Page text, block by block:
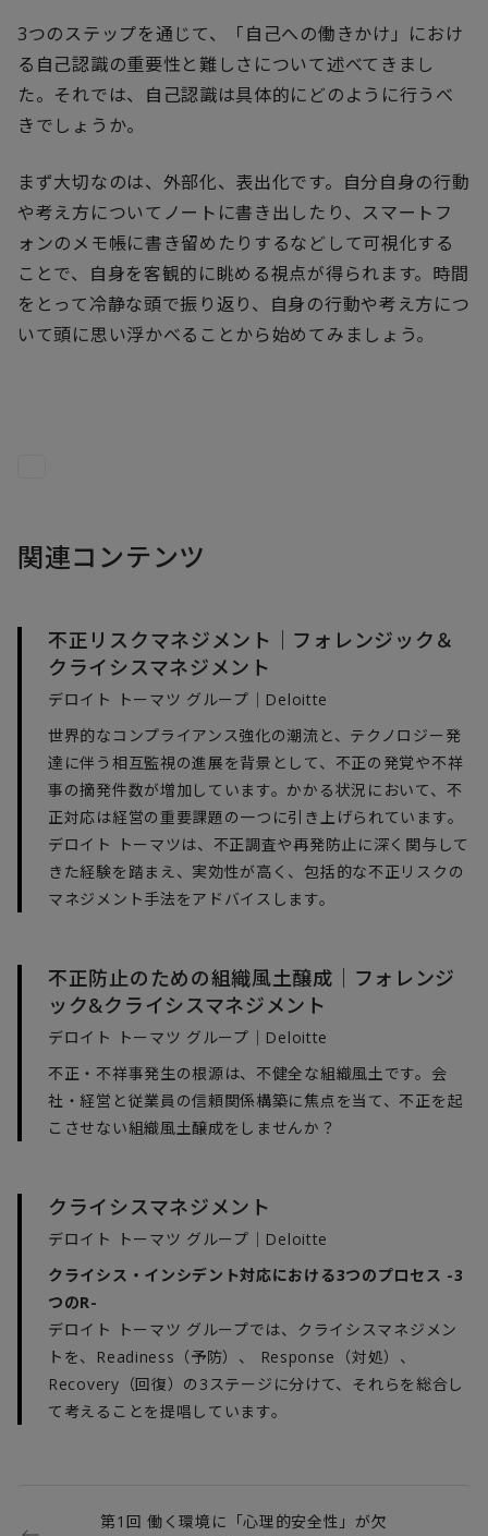
3つのステップを通じて、「自己への働きかけ」におけ
る自己認識の重要性と難しさについて述べてきまし
た。それでは、自己認識は具体的にどのように行うべ
きでしょうか。
まず大切なのは、外部化、表出化です。自分自身の行動
や考え方についてノートに書き出したり、スマートフ
ォンのメモ帳に書き留めたりするなどして可視化する
ことで、自身を客観的に眺める視点が得られます。時間
をとって冷静な頭で振り返り、自身の行動や考え方につ
いて頭に思い浮かべることから始めてみましょう。
関連コンテンツ
不正リスクマネジメント｜フォレンジック＆
クライシスマネジメント
デロイト トーマツ グループ｜Deloitte
世界的なコンプライアンス強化の潮流と、テクノロジー発
達に伴う相互監視の進展を背景として、不正の発覚や不祥
事の摘発件数が増加しています。かかる状況において、不
正対応は経営の重要課題の一つに引き上げられています。
デロイト トーマツは、不正調査や再発防止に深く関与して
きた経験を踏まえ、実効性が高く、包括的な不正リスクの
マネジメント手法をアドバイスします。
不正防止のための組織風土醸成｜フォレンジ
ック&クライシスマネジメント
デロイト トーマツ グループ｜Deloitte
不正・不祥事発生の根源は、不健全な組織風土です。会
社・経営と従業員の信頼関係構築に焦点を当て、不正を起
こさせない組織風土醸成をしませんか？
クライシスマネジメント
デロイト トーマツ グループ｜Deloitte
クライシス・インシデント対応における3つのプロセス -3
つのR-
デロイト トーマツ グループでは、クライシスマネジメン
トを、Readiness（予防）、 Response（対処）、
Recovery（回復）の3ステージに分けて、それらを総合し
て考えることを提唱しています。
第1回 働く環境に「心理的安全性」が欠